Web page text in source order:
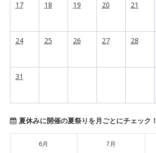
17
18 19 20 21
24 25 26 27 28
31
夏休みに開催の夏祭りを月ごとにチェック！
6月 7月